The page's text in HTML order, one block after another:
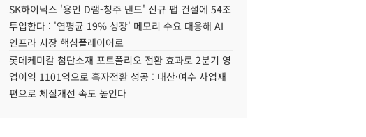
SK하이닉스 '용인 D램-청주 낸드' 신규 팹 건설에 54조
투입한다 : '연평균 19% 성장' 메모리 수요 대응해 AI
인프라 시장 핵심플레이어로
롯데케미칼 첨단소재 포트폴리오 전환 효과로 2분기 영
업이익 1101억으로 흑자전환 성공 : 대산·여수 사업재
편으로 체질개선 속도 높인다